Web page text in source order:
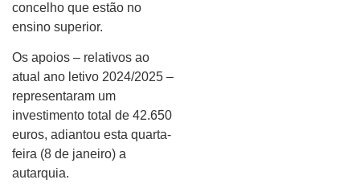
concelho que estão no
ensino superior.
Os apoios – relativos ao
atual ano letivo 2024/2025 –
representaram um
investimento total de 42.650
euros, adiantou esta quarta-
feira (8 de janeiro) a
autarquia.